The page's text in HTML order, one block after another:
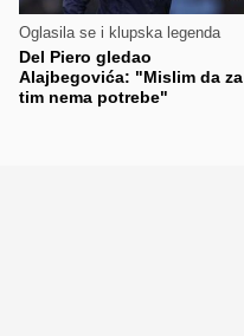
Oglasila se i klupska legenda
Del Piero gledao
Alajbegovića: "Mislim da za
tim nema potrebe"